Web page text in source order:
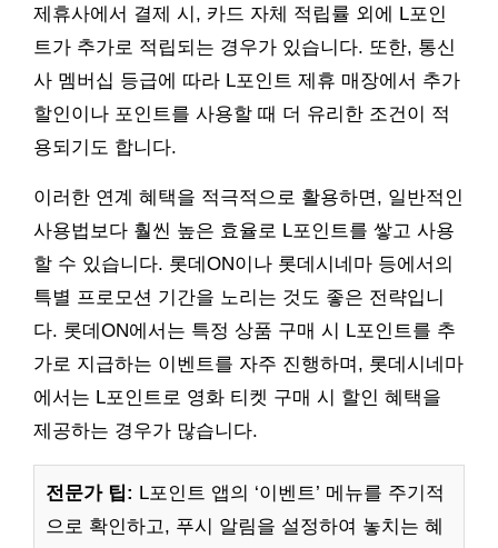
제휴사에서 결제 시, 카드 자체 적립률 외에 L포인
트가 추가로 적립되는 경우가 있습니다. 또한, 통신
사 멤버십 등급에 따라 L포인트 제휴 매장에서 추가
할인이나 포인트를 사용할 때 더 유리한 조건이 적
용되기도 합니다.
이러한 연계 혜택을 적극적으로 활용하면, 일반적인
사용법보다 훨씬 높은 효율로 L포인트를 쌓고 사용
할 수 있습니다. 롯데ON이나 롯데시네마 등에서의
특별 프로모션 기간을 노리는 것도 좋은 전략입니
다. 롯데ON에서는 특정 상품 구매 시 L포인트를 추
가로 지급하는 이벤트를 자주 진행하며, 롯데시네마
에서는 L포인트로 영화 티켓 구매 시 할인 혜택을
제공하는 경우가 많습니다.
전문가 팁: L포인트 앱의 ‘이벤트’ 메뉴를 주기적
으로 확인하고, 푸시 알림을 설정하여 놓치는 혜